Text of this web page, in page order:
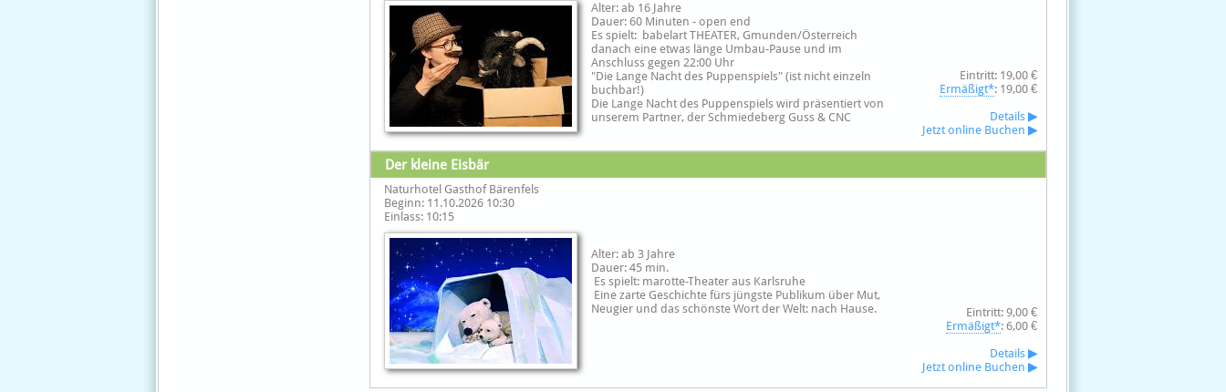
Alter: ab 16 Jahre
Dauer: 60 Minuten - open end
Es spielt: babelart THEATER, Gmunden/Österreich
danach eine etwas länge Umbau-Pause und im
Anschluss gegen 22:00 Uhr
"Die Lange Nacht des Puppenspiels" (ist nicht einzeln
buchbar!)
Die Lange Nacht des Puppenspiels wird präsentiert von
unserem Partner, der Schmiedeberg Guss & CNC
Eintritt: 19,00 €
Ermäßigt*: 19,00 €
Details ▶
Jetzt online Buchen ▶
Der kleine Eisbär
Naturhotel Gasthof Bärenfels
Beginn: 11.10.2026 10:30
Einlass: 10:15
Alter: ab 3 Jahre
Dauer: 45 min.
Es spielt: marotte-Theater aus Karlsruhe
Eine zarte Geschichte fürs jüngste Publikum über Mut,
Neugier und das schönste Wort der Welt: nach Hause.
Eintritt: 9,00 €
Ermäßigt*: 6,00 €
Details ▶
Jetzt online Buchen ▶